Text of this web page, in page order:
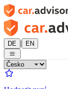
DE | EN